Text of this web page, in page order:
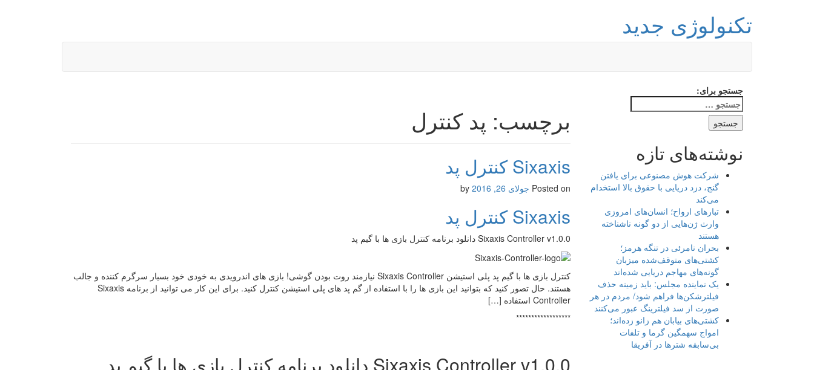
تکنولوژی جدید
برچسب: پد کنترل
Sixaxis کنترل پد
Posted on جولای 26, 2016
Sixaxis کنترل پد
Sixaxis Controller v1.0.0 دانلود برنامه کنترل بازی ها با گیم پد
کنترل بازی ها با گیم پد پلی استیشن Sixaxis Controller نیازمند روت بودن گوشی! بازی های اندرویدی به خودی خود بسیار سرگرم کننده و جالب
هستند. حال تصور کنید که بتوانید این بازی ها را با استفاده از گم پد های پلی استیشن کنترل کنید. برای این کار می توانید از برنامه Sixaxis
Controller استفاده […]
******************
Sixaxis Controller v1.0.0 دانلود برنامه کنترل بازی ها با گیم پد
جستجو برای:
نوشته‌های تازه
شرکت هوش مصنوعی برای یافتن
گنج، دزد دریایی با حقوق بالا استخدام
می‌کند
تبارهای ارواح؛ انسان‌های امروزی
وارث ژن‌هایی از دو گونه ناشناخته
هستند
بحران نامرئی در تنگه هرمز؛
کشتی‌های متوقف‌شده میزبان
گونه‌های مهاجم دریایی شده‌اند
یک نماینده مجلس: باید زمینه حذف
فیلترشکن‌ها فراهم شود/ مردم در هر
صورت از سد فیلترینگ عبور می‌کنند
کشتی‌های بیابان هم زانو زده‌اند؛
امواج سهمگین گرما و تلفات
بی‌سابقه شترها در آفریقا